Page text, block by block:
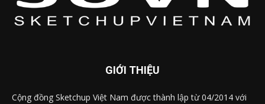
GIỚI THIỆU
Cộng đồng Sketchup Việt Nam được thành lập từ 04/2014 với